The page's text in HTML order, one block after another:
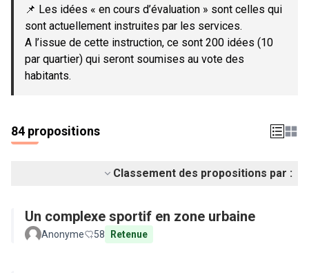
📌 Les idées « en cours d’évaluation » sont celles qui
sont actuellement instruites par les services.
A l’issue de cette instruction, ce sont 200 idées (10
par quartier) qui seront soumises au vote des
habitants.
84 propositions
Classement des propositions par :
Un complexe sportif en zone urbaine
Anonyme 58 Retenue